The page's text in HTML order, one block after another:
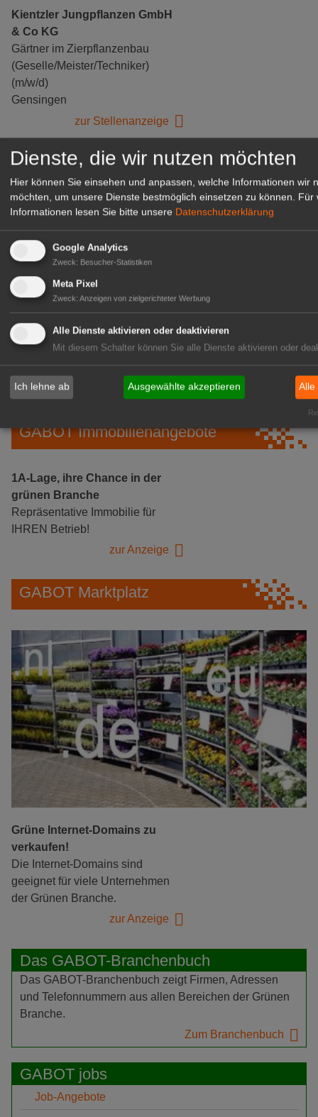
Kientzler Jungpflanzen GmbH
& Co KG
Gärtner im Zierpflanzenbau
(Geselle/Meister/Techniker)
(m/w/d)
Gensingen
zur Stellenanzeige
Gärtnerei Hanns
Mitarbeiter (m/w/d) für unsere
Logistikhalle
Herongen
zur Stellenanzeige
GABOT Immobilienangebote
1A-Lage, ihre Chance in der
grünen Branche
Repräsentative Immobilie für
IHREN Betrieb!
zur Anzeige
GABOT Marktplatz
Grüne Internet-Domains zu
verkaufen!
Die Internet-Domains sind
geeignet für viele Unternehmen
der Grünen Branche.
zur Anzeige
Das GABOT-Branchenbuch
Das GABOT-Branchenbuch zeigt Firmen, Adressen
und Telefonnummern aus allen Bereichen der Grünen
Branche.
Zum Branchenbuch
GABOT jobs
Job-Angebote
Dienste, die wir nutzen möchten
Hier können Sie einsehen und anpassen, welche Informationen wir
möchten, um unsere Dienste bestmöglich einsetzen zu können. Für
Informationen lesen Sie bitte unsere Datenschutzerklärung
Google Analytics
Zweck: Besucher-Statistiken
Meta Pixel
Zweck: Anzeigen von zielgerichteter Werbung
Alle Dienste aktivieren oder deaktivieren
Mit diesem Schalter können Sie alle Dienste aktivieren oder
Ich lehne ab Ausgewählte akzeptieren Alle